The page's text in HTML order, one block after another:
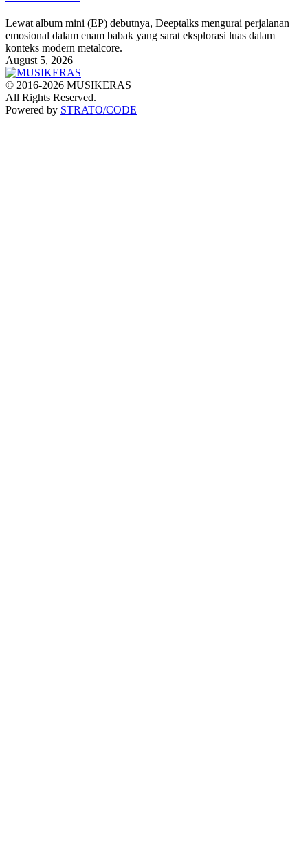
Lewat album mini (EP) debutnya, Deeptalks mengurai perjalanan
emosional dalam enam babak yang sarat eksplorasi luas dalam
konteks modern metalcore.
August 5, 2026
© 2016-2026 MUSIKERAS
All Rights Reserved.
Powered by STRATO/CODE